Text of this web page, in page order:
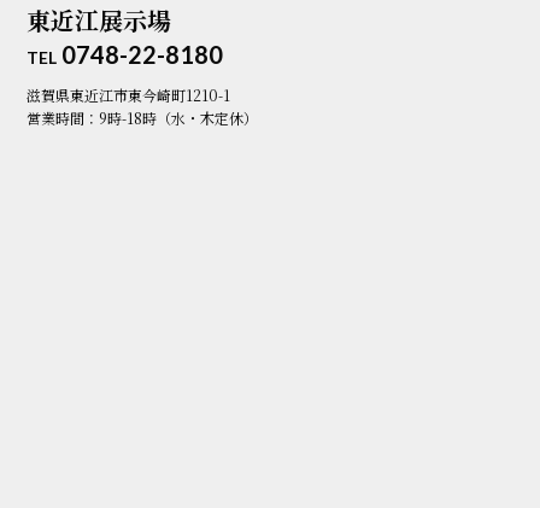
東近江展示場
TEL 0748-22-8180
滋賀県東近江市東今崎町1210-1
営業時間：9時-18時（水・木定休）